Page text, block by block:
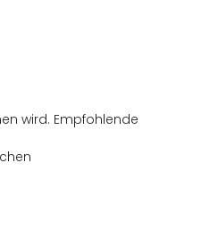
wird. Empfohlende